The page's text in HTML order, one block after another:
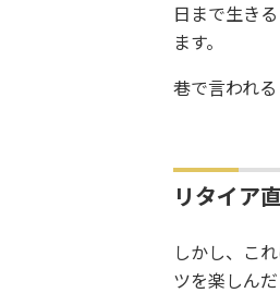
日まで生き
ます。
巷で言われ
リタイア
しかし、こ
ツを楽しん